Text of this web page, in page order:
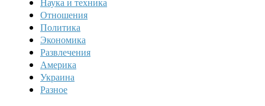
Отношения
Политика
Экономика
Развлечения
Америка
Украина
Разное